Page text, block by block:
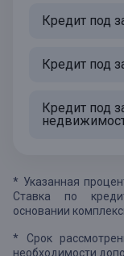
Кредит под
Кредит под
Кредит под
* Указанная
Ставка по
основании
* Срок
необходимости